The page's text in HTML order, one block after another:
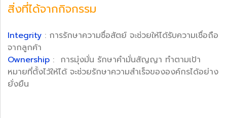
สิ่งที่ได้จากกิจกรรม
Integrity : การรักษาความซื่อสัตย์ จะช่วยให้ได้รับความเชื่อถือ
จากลูกค้า
Ownership : การมุ่งมั่น รักษาคำมั่นสัญญา ทำตามเป้า
หมายที่ตั้งไว้ให้ได้ จะช่วยรักษาความสำเร็จขององค์กรได้อย่าง
ยั่งยืน